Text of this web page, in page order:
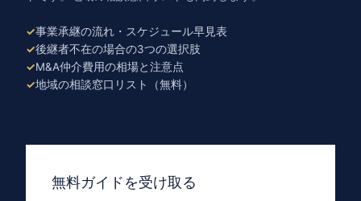
事業承継の流れ・スケジュール早見表
後継者不在の場合の3つの選択肢
M&A仲介費用の相場と注意点
地域の相談窓口リスト（無料）
無料ガイドを受け取る